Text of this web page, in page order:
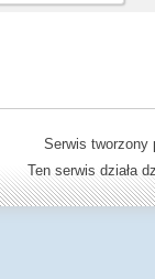
Serwis
Ten serwis działa